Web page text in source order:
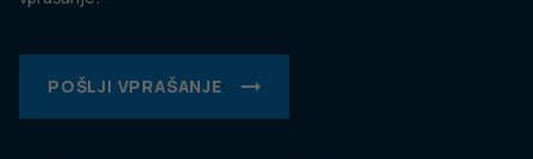
POŠLJI VPRAŠANJE